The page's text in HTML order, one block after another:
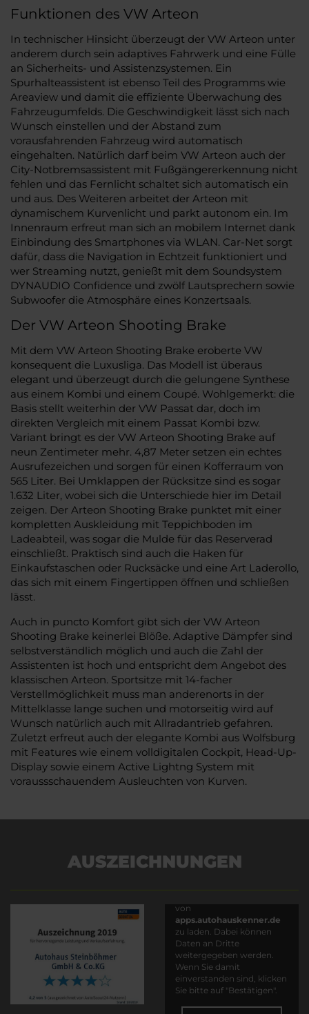
Funktionen des VW Arteon
In technischer Hinsicht überzeugt der VW Arteon unter
anderem durch sein adaptives Fahrwerk und eine Fülle
an Sicherheits- und Assistenzsystemen. Ein
Spurhalteassistent ist ebenso Teil des Programms wie
Areaview und damit die effiziente Überwachung des
Fahrzeugumfelds. Die Geschwindigkeit lässt sich nach
Wunsch einstellen und der Abstand zum
vorausfahrenden Fahrzeug wird automatisch
eingehalten. Natürlich darf beim VW Arteon auch der
City-Notbremsassistent mit Fußgängererkennung nicht
fehlen und das Fernlicht schaltet sich automatisch ein
und aus. Des Weiteren arbeitet der Arteon mit
dynamischem Kurvenlicht und parkt autonom ein. Im
Innenraum erfreut man sich an mobilem Internet dank
Einbindung des Smartphones via WLAN. Car-Net sorgt
dafür, dass die Navigation in Echtzeit funktioniert und
wer Streaming nutzt, genießt mit dem Soundsystem
DYNAUDIO Confidence und zwölf Lautsprechern sowie
Subwoofer die Atmosphäre eines Konzertsaals.
Der VW Arteon Shooting Brake
Mit dem VW Arteon Shooting Brake eroberte VW
konsequent die Luxusliga. Das Modell ist überaus
elegant und überzeugt durch die gelungene Synthese
aus einem Kombi und einem Coupé. Wohlgemerkt: die
Basis stellt weiterhin der VW Passat dar, doch im
direkten Vergleich mit einem Passat Kombi bzw.
Variant bringt es der VW Arteon Shooting Brake auf
neun Zentimeter mehr. 4,87 Meter setzen ein echtes
Ausrufezeichen und sorgen für einen Kofferraum von
565 Liter. Bei Umklappen der Rücksitze sind es sogar
1.632 Liter, wobei sich die Unterschiede hier im Detail
zeigen. Der Arteon Shooting Brake punktet mit einer
kompletten Auskleidung mit Teppichboden im
Ladeabteil, was sogar die Mulde für das Reserverad
einschließt. Praktisch sind auch die Haken für
Einkaufstaschen oder Rucksäcke und eine Art Laderollo,
das sich mit einem Fingertippen öffnen und schließen
lässt.
Auch in puncto Komfort gibt sich der VW Arteon
Shooting Brake keinerlei Blöße. Adaptive Dämpfer sind
selbstverständlich möglich und auch die Zahl der
Assistenten ist hoch und entspricht dem Angebot des
klassischen Arteon. Sportsitze mit 14-facher
Verstellmöglichkeit muss man anderenorts in der
Mittelklasse lange suchen und motorseitig wird auf
Wunsch natürlich auch mit Allradantrieb gefahren.
Zuletzt erfreut auch der elegante Kombi aus Wolfsburg
mit Features wie einem volldigitalen Cockpit, Head-Up-
Display sowie einem Active Lightng System mit
voraussschauendem Ausleuchten von Kurven.
AUSZEICHNUNGEN
von
apps.autohauskenner.de
zu laden. Dabei können
Daten an Dritte
weitergegeben werden.
Wenn Sie damit
einverstanden sind, klicken
Sie bitte auf "Bestätigen".